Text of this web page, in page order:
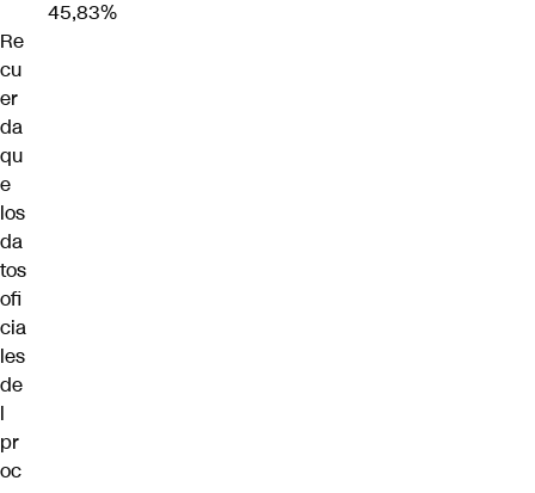
45,83%
Re
cu
er
da
qu
e
los
da
tos
ofi
cia
les
de
l
pr
oc